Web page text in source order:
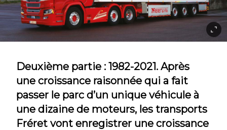
Deuxième partie : 1982-2021. Après
une croissance raisonnée qui a fait
passer le parc d’un unique véhicule à
une dizaine de moteurs, les transports
Fréret vont enregistrer une croissance